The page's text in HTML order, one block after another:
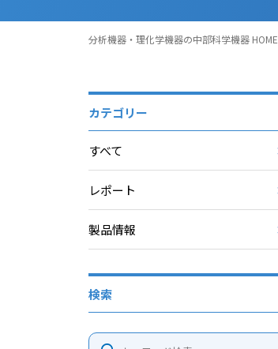
分析機器・理化学機器の中部科学機器 HOME
カテゴリー
すべて
レポート
製品情報
検索